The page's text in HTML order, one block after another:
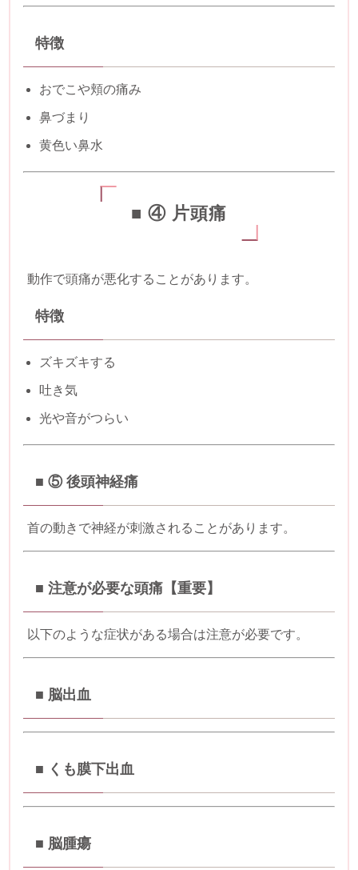
特徴
おでこや頬の痛み
鼻づまり
黄色い鼻水
■ ④ 片頭痛
動作で頭痛が悪化することがあります。
特徴
ズキズキする
吐き気
光や音がつらい
■ ⑤後頭神経痛
首の動きで神経が刺激されることがあります。
■ 注意が必要な頭痛【重要】
以下のような症状がある場合は注意が必要です。
■ 脳出血
■ くも膜下出血
■ 脳腫瘍